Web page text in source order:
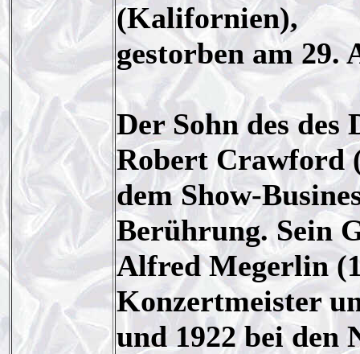
(Kalifornien),
gestorben am 29.
Der Sohn des des
Robert Crawford
dem Show-
Berührung. Sein
Alfred Megerlin
Konzertmeister
und 1922 bei den